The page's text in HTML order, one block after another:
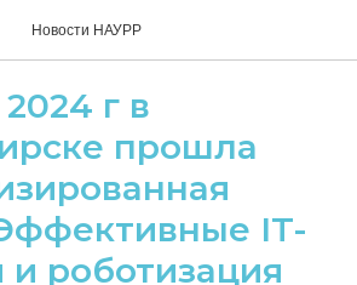
Новости НАУРР
г в
прошла
IT-
роботизация